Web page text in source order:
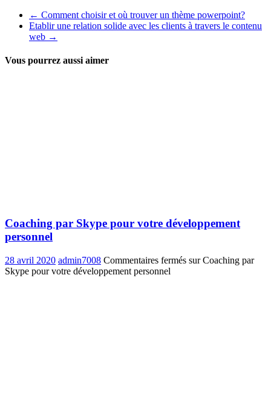
← Comment choisir et où trouver un thème powerpoint?
Etablir une relation solide avec les clients à travers le contenu
web →
Vous pourrez aussi aimer
Coaching par Skype pour votre développement
personnel
28 avril 2020 admin7008 Commentaires fermés sur Coaching par
Skype pour votre développement personnel